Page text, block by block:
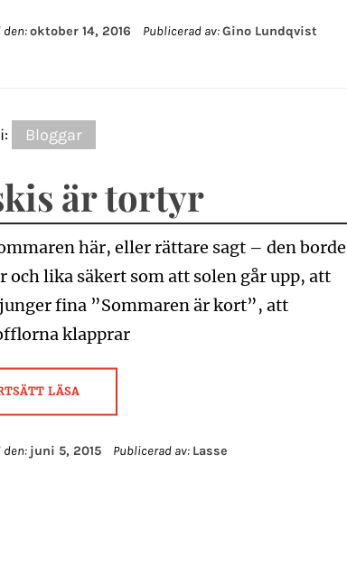
den:oktober 14, 2016 Publicerad av:Gino Lundqvist
Bloggar
är tortyr
här, eller rättare sagt – den borde
och lika säkert som att solen går upp, att
fina ”Sommaren är kort”, att
klapprar
LÄSA
den: juni 5, 2015 Publicerad av: Lasse